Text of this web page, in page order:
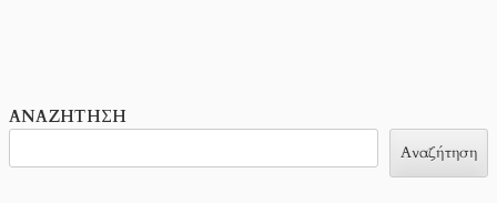
ΑΝΑΖΉΤΗΣΗ
Αναζήτηση